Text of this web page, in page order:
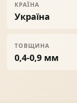
КРАЇНА
Україна
ТОВЩИНА
0,4-0,9 мм